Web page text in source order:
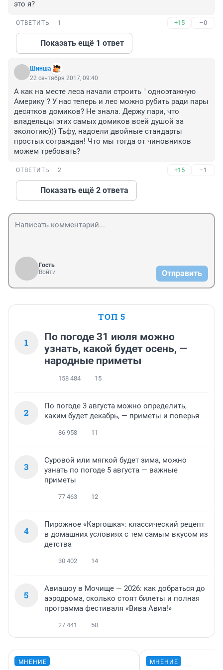
это я?
ОТВЕТИТЬ 1 +15 –0
Показать ещё 1 ответ
Шинша
22 сентября 2017, 09:40
А как на месте леса начали строить " одноэтажную
Америку"? У нас теперь и лес можно рубить ради пары
десятков домиков? Не знала. Держу пари, что
владельцы этих самых домиков всей душой за
экологию))) Тьфу, надоели двойные стандарты
простых сограждан! Что мы тогда от чиновников
можем требовать?
ОТВЕТИТЬ 2 +15 –1
Показать ещё 2 ответа
Гость
Войти
Отправить
ТОП 5
1
По погоде 31 июля можно
узнать, какой будет осень, —
народные приметы
158 484 15
2
По погоде 3 августа можно определить,
каким будет декабрь, — приметы и поверья
86 958 11
3
Суровой или мягкой будет зима, можно
узнать по погоде 5 августа — важные
приметы
77 463 12
4
Пирожное «Картошка»: классический рецепт
в домашних условиях с тем самым вкусом из
детства
30 402 14
5
Авиашоу в Мочище — 2026: как добраться до
аэродрома, сколько стоят билеты и полная
программа фестиваля «Вива Авиа!»
27 441 50
МНЕНИЕ МНЕНИЕ